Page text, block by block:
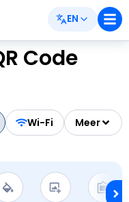
EN
Code
Wi-Fi Meer